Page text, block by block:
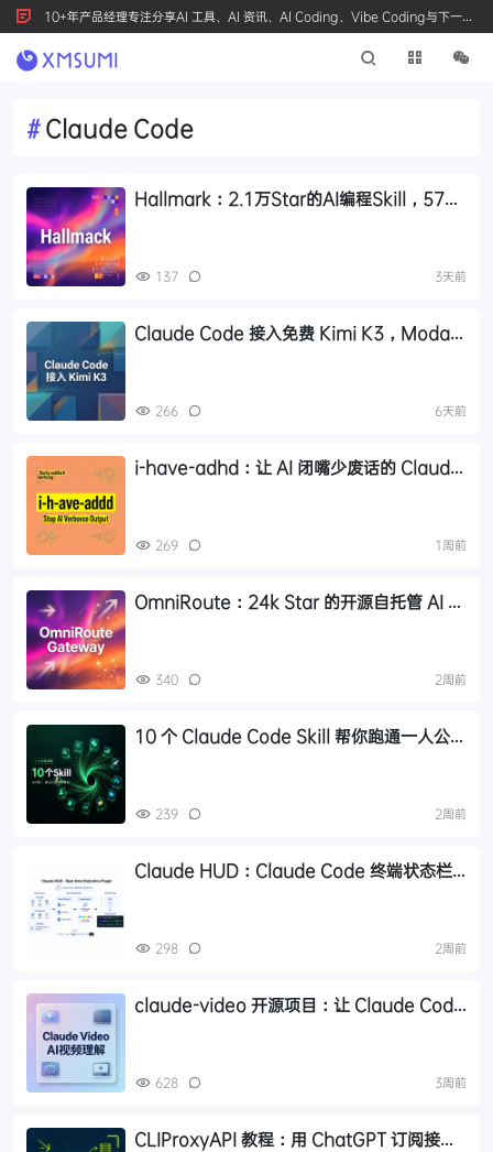
10+年产品经理专注分享AI 工具、AI 资讯、AI Coding、Vibe Coding与下一代
产品创新，按 Ctrl+D 收藏我们
#Claude Code
Hallmark：2.1万Star的AI编程Skill，57道
137 3天前
Claude Code 接入免费 Kimi K3，Modal
266 6天前
i-have-adhd：让 AI 闭嘴少废话的 Claude
269 1周前
OmniRoute：24k Star 的开源自托管 AI 网
340 2周前
10 个 Claude Code Skill 帮你跑通一人公司
239 2周前
Claude HUD：Claude Code 终端状态栏
298 2周前
claude-video 开源项目：让 Claude Code
628 3周前
CLIProxyAPI 教程：用 ChatGPT 订阅接入